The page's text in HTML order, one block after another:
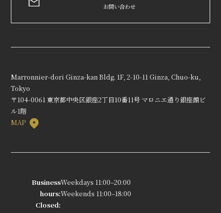
お問い合わせ
Marronnier-dori Ginza-kan Bldg. 1F, 2-10-11 Ginza, Chuo-ku,
Tokyo
〒104-0061 東京都中央区銀座2丁目10番11号 マロニエ通り銀座館ビ
ル1階
MAP
Business
hours:
Weekdays 11:00–20:00
Weekends 11:00–18:00
Closed: